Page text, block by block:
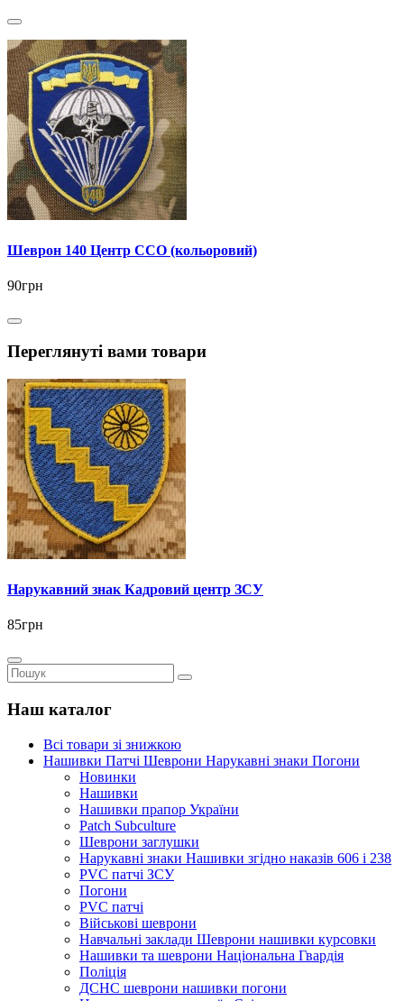
Шеврон 140 Центр ССО (кольоровий)
90грн
Переглянуті вами товари
Нарукавний знак Кадровий центр ЗСУ
85грн
Наш каталог
Всі товари зі знижкою
Нашивки Патчі Шеврони Нарукавні знаки Погони
Новинки
Нашивки
Нашивки прапор України
Рatch Subculture
Шеврони заглушки
Нарукавні знаки Нашивки згідно наказів 606 і 238
PVC патчі ЗСУ
Погони
PVC патчі
Військові шеврони
Навчальні заклади Шеврони нашивки курсовки
Нашивки та шеврони Національна Гвардія
Поліція
ДСНС шеврони нашивки погони